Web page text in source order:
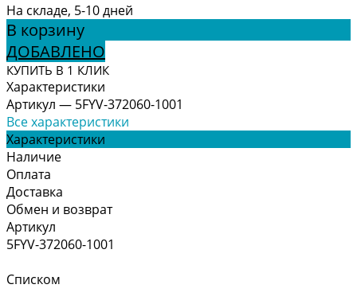
На складе, 5-10 дней
В корзину
ДОБАВЛЕНО
КУПИТЬ В 1 КЛИК
Характеристики
Артикул — 5FYV-372060-1001
Все характеристики
Характеристики
Наличие
Оплата
Доставка
Обмен и возврат
Артикул
5FYV-372060-1001
Списком